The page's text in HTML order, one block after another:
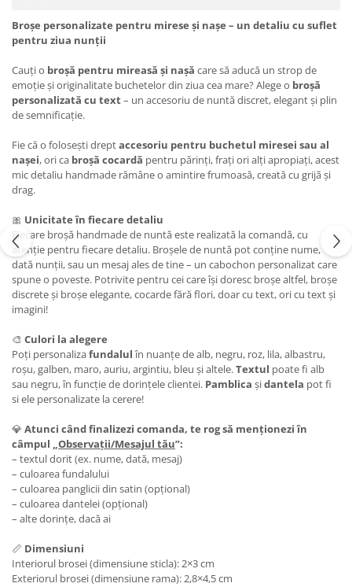
Broșe personalizate pentru mirese și nașe – un detaliu cu suflet
pentru ziua nunții
Cauți o broșă pentru mireasă și nașă care să aducă un strop de
emoție și originalitate buchetelor din ziua cea mare? Alege o broșă
personalizată cu text– un accesoriu de nuntă discret, elegant și plin
de semnificație.
Fie că o folosești dreptaccesoriu pentru buchetul miresei sau al
nașei, ori ca broșă cocardă pentru părinți, frați ori alți apropiați, acest
mic detaliu handmade rămâne o amintire frumoasă, creată cu grijă și
drag.
🎀 Unicitate în fiecare detaliu
Fiecare broșă handmade de nuntă este realizată la comandă, cu
atenție pentru fiecare detaliu. Broșele de nuntă pot conține nume,
dată nunții, sau un mesaj ales de tine – un cabochon personalizat care
spune o poveste. Potrivite pentru cei care își doresc broșe altfel, broșe
discrete și broșe elegante, cocarde fără flori, doar cu text, ori cu text și
imagini!
🎨 Culori la alegere
Poți personalizafundalulîn nuanțe de alb, negru, roz, lila, albastru,
roșu, galben, maro, auriu, argintiu, bleu și altele.Textul poate fi alb
sau negru, în funcție de dorințele clientei. Pamblica șidantela pot fi
si ele personalizate la cerere!
💎 Atunci când finalizezi comanda, te rog să menționezi în
câmpul „Observații/Mesajul tău”:
– textul dorit (ex. nume, dată, mesaj)
– culoarea fundalului
– culoarea panglicii din satin (opțional)
– culoarea dantelei (opțional)
– alte dorințe, dacă ai
📏 Dimensiuni
Interiorul brosei (dimensiune sticla): 2×3 cm
Exteriorul brosei (dimensiune rama): 2,8×4,5 cm